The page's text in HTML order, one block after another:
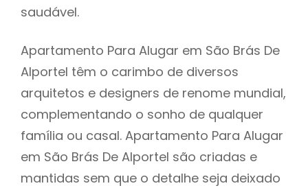
saudável.
Apartamento Para Alugar em São Brás De
Alportel têm o carimbo de diversos
arquitetos e designers de renome mundial,
complementando o sonho de qualquer
família ou casal. Apartamento Para Alugar
em São Brás De Alportel são criadas e
mantidas sem que o detalhe seja deixado